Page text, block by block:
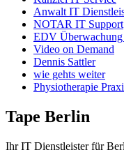
Anwalt IT
NOTAR IT Support
EDV Überwachung
Video on Demand
Dennis Sattler
wie gehts weiter
Physiotherapie
Tape Berlin
Ihr IT Dienstleister für